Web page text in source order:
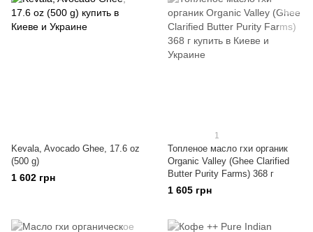
Kevala, Avocado Ghee, 17.6 oz
(500 g)
1 602 грн
1
Топленое масло гхи органик
Organic Valley (Ghee Clarified
Butter Purity Farms) 368 г
1 605 грн